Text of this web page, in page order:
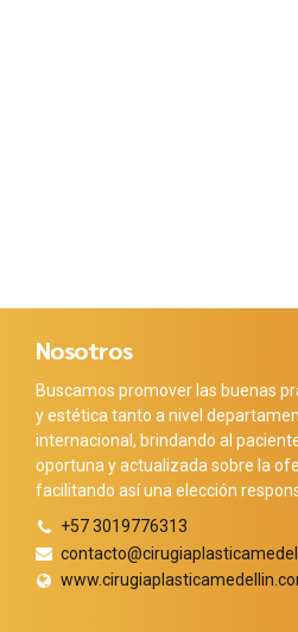
Nosotros
Buscamos promover las buenas
y estética tanto a nivel
internacional, brindando al
oportuna y actualizada sobre la
facilitando así una elección
+57 3019776313